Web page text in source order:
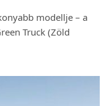
modellje – a
Truck (Zöld